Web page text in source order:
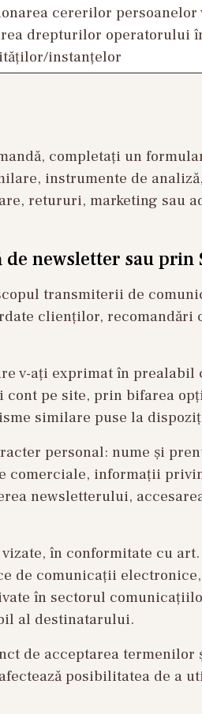
cererilor persoanelor
drepturilor operatorului
instanțelor
completați un
instrumente de
retururi, marketing sau
newsletter sau prin
transmiterii de
clienților,
v-ați exprimat în
pe site, prin bifarea
similare puse la
personal: nume și
informații
newsletterului,
în conformitate cu
de comunicații
în sectorul
al destinatarului.
de acceptarea
posibilitatea de a